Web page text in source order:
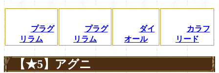
プラグ
リラム
プラグ
リラム
ダイ
オール
カラフ
リード
【★5】アグニ